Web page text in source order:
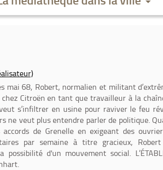
mai 68, Robert, normalien et militant
Citroën en tant que travailleur à la
s’infiltrer en usine pour raviver le feu
ne veut plus entendre parler de politique.
accords de Grenelle en exigeant des
par semaine à titre gracieux,
possibilité d'un mouvement social.